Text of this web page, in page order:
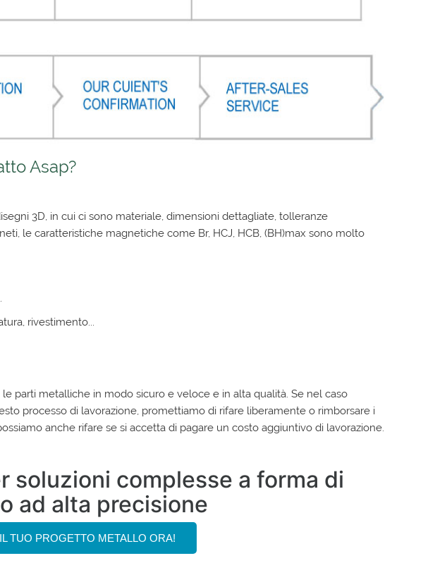
Asap?
3D, in cui ci sono materiale, dimensioni dettagliate, tolleranze
le caratteristiche magnetiche come Br, HCJ, HCB, (BH)max sono molto
rivestimento...
parti metalliche in modo sicuro e veloce e in alta qualità. Se nel caso
processo di lavorazione, promettiamo di rifare liberamente o rimborsare i
anche rifare se si accetta di pagare un costo aggiuntivo di lavorazione.
soluzioni complesse a forma di
ad alta precisione
TUO PROGETTO METALLO ORA!